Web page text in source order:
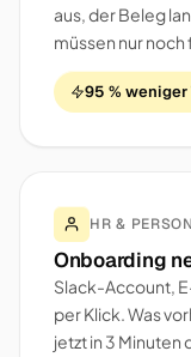
aus, der Beleg
müssen nur
95 %
HR &
Onboarding
Slack-Account,
per Klick. Was
jetzt in 3 Minuten